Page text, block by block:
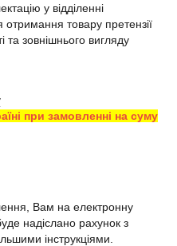
у відділенні
отримання товару претензії
та зовнішнього вигляду
при замовленні на суму
Вам на електронну
надіслано рахунок з
інструкціями.